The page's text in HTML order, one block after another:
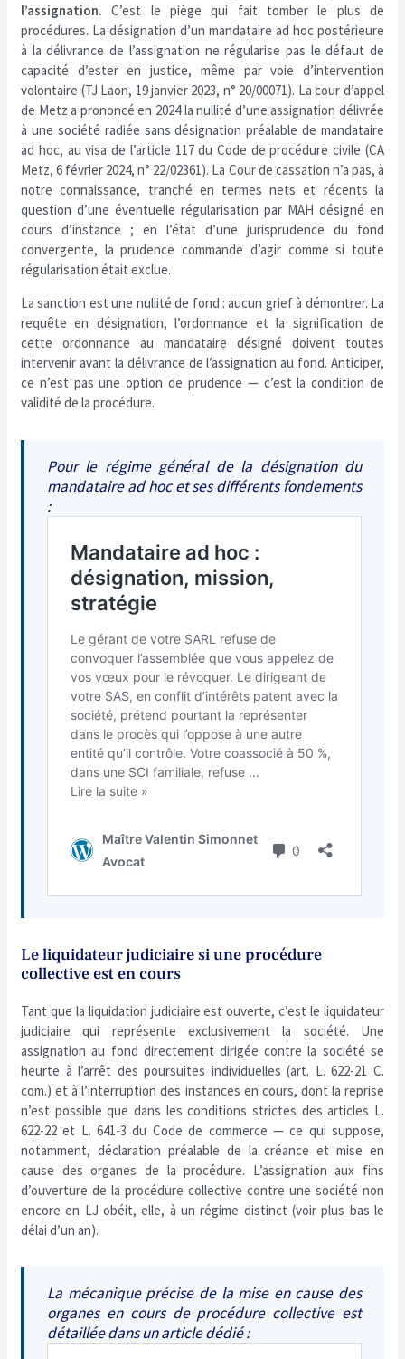
l’assignation. C’est le piège qui fait tomber le plus de
procédures. La désignation d’un mandataire ad hoc postérieure
à la délivrance de l’assignation ne régularise pas le défaut de
capacité d’ester en justice, même par voie d’intervention
volontaire (TJ Laon, 19 janvier 2023, n° 20/00071). La cour d’appel
de Metz a prononcé en 2024 la nullité d’une assignation délivrée
à une société radiée sans désignation préalable de mandataire
ad hoc, au visa de l’article 117 du Code de procédure civile (CA
Metz, 6 février 2024, n° 22/02361). La Cour de cassation n’a pas, à
notre connaissance, tranché en termes nets et récents la
question d’une éventuelle régularisation par MAH désigné en
cours d’instance ; en l’état d’une jurisprudence du fond
convergente, la prudence commande d’agir comme si toute
régularisation était exclue.
La sanction est une nullité de fond : aucun grief à démontrer. La
requête en désignation, l’ordonnance et la signification de
cette ordonnance au mandataire désigné doivent toutes
intervenir avant la délivrance de l’assignation au fond. Anticiper,
ce n’est pas une option de prudence — c’est la condition de
validité de la procédure.
Pour le régime général de la désignation du
mandataire ad hoc et ses différents fondements
:
Le liquidateur judiciaire si une procédure
collective est en cours
Tant que la liquidation judiciaire est ouverte, c’est le liquidateur
judiciaire qui représente exclusivement la société. Une
assignation au fond directement dirigée contre la société se
heurte à l’arrêt des poursuites individuelles (art. L. 622-21 C.
com.) et à l’interruption des instances en cours, dont la reprise
n’est possible que dans les conditions strictes des articles L.
622-22 et L. 641-3 du Code de commerce — ce qui suppose,
notamment, déclaration préalable de la créance et mise en
cause des organes de la procédure. L’assignation aux fins
d’ouverture de la procédure collective contre une société non
encore en LJ obéit, elle, à un régime distinct (voir plus bas le
délai d’un an).
La mécanique précise de la mise en cause des
organes en cours de procédure collective est
détaillée dans un article dédié :